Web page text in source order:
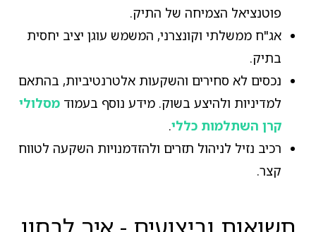
פוטנציאל הצמיחה של התיק.
אג"ח ממשלתי וקונצרני, המשמש עוגן יציב יחסית
בתיק.
נכסים לא סחירים והשקעות אלטרנטיביות, בהתאם
למדיניות ולהיצע בשוק. מידע נוסף בעמוד מסלולי
קרן השתלמות כללי.
רכיב נזיל לניהול תזרים ולהזדמנויות השקעה לטווח
קצר.